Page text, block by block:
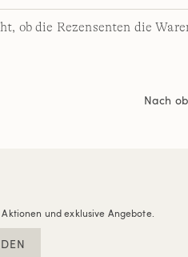
ob die Rezensenten die
Nach
und exklusive Angebote.